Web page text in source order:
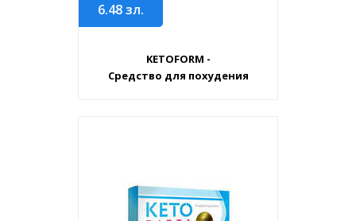
6.48зл.
KETOFORM -
Средство для похудения